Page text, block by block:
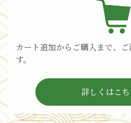
カート追加からご購入まで、
す。
詳しくはこ